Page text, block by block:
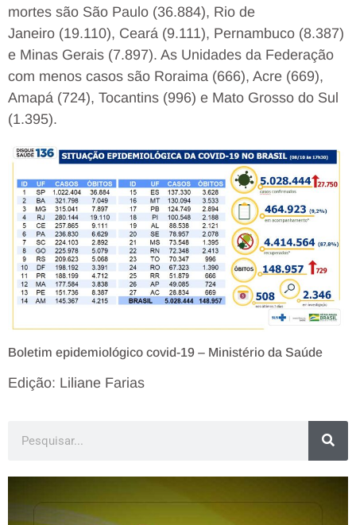
mortes são São Paulo (36.884), Rio de
Janeiro (19.110), Ceará (9.111), Pernambuco (8.387)
e Minas Gerais (7.897). As Unidades da Federação
com menos casos são Roraima (666), Acre (669),
Amapá (724), Tocantins (996) e Mato Grosso do Sul
(1.395).
Boletim epidemiológico covid-19 – Ministério da Saúde
Edição: Liliane Farias